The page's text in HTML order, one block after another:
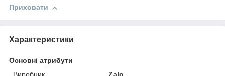
Приховати
Характеристики
Основні атрибути